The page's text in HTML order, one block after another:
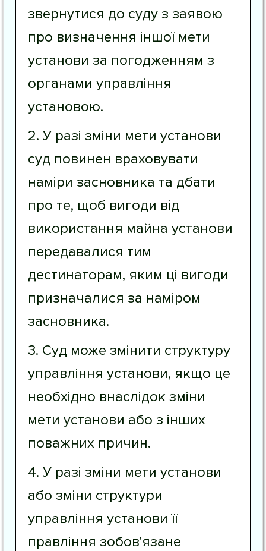
звернутися до суду з заявою
про визначення іншої мети
установи за погодженням з
органами управління
установою.
2. У разі зміни мети установи
суд повинен враховувати
наміри засновника та дбати
про те, щоб вигоди від
використання майна установи
передавалися тим
дестинаторам, яким ці вигоди
призначалися за наміром
засновника.
3. Суд може змінити структуру
управління установи, якщо це
необхідно внаслідок зміни
мети установи або з інших
поважних причин.
4. У разі зміни мети установи
або зміни структури
управління установи її
правління зобов'язане